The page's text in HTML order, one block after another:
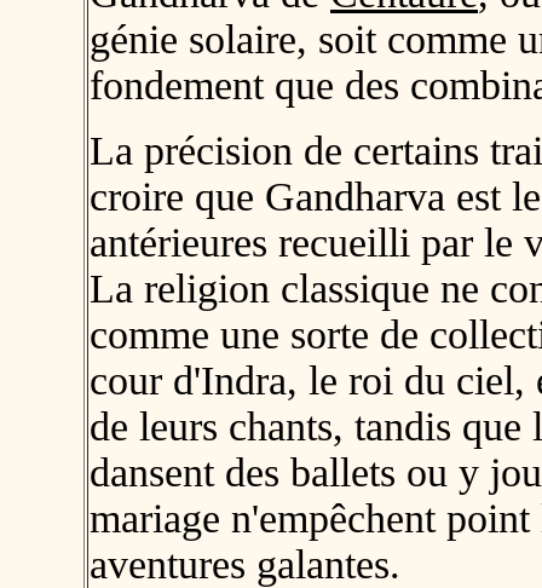
génie solaire, soit comme
fondement que des
La précision de certains
croire que Gandharva est
antérieures recueilli par le
La religion classique ne
comme une sorte de
cour d'Indra, le roi du ciel,
de leurs chants, tandis que
dansent des ballets ou y
mariage n'empêchent
aventures galantes.